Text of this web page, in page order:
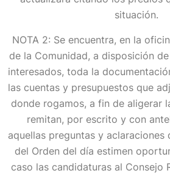
situación.
NOTA 2: Se encuentra, en la
de la Comunidad, a disposición
interesados, toda la
las cuentas y presupuestos que
donde rogamos, a fin de aligerar
remitan, por escrito y con
aquellas preguntas y aclaraciones
del Orden del día estimen
caso las candidaturas al Consejo